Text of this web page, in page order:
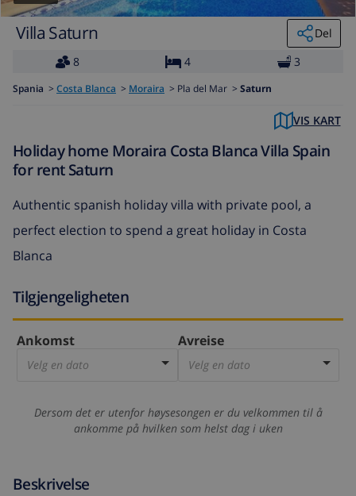
Villa Saturn
Del
8
4 3
Spania > Costa Blanca > Moraira > Pla del Mar > Saturn
VIS KART
Holiday home Moraira Costa Blanca Villa Spain
for rent Saturn
Authentic spanish holiday villa with private pool, a
perfect election to spend a great holiday in Costa
Blanca
Tilgjengeligheten
Ankomst
Velg en dato
Avreise
Velg en dato
Dersom det er utenfor høysesongen er du velkommen til å
ankomme på hvilken som helst dag i uken
Beskrivelse